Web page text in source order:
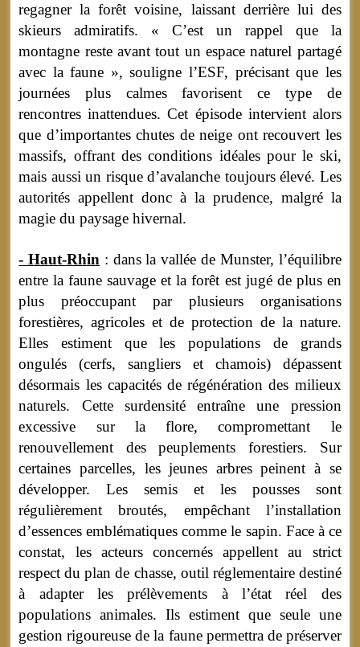
regagner la forêt voisine, laissant derrière lui des
skieurs admiratifs. « C’est un rappel que la
montagne reste avant tout un espace naturel partagé
avec la faune », souligne l’ESF, précisant que les
journées plus calmes favorisent ce type de
rencontres inattendues. Cet épisode intervient alors
que d’importantes chutes de neige ont recouvert les
massifs, offrant des conditions idéales pour le ski,
mais aussi un risque d’avalanche toujours élevé. Les
autorités appellent donc à la prudence, malgré la
magie du paysage hivernal.
- Haut-Rhin : dans la vallée de Munster, l’équilibre
entre la faune sauvage et la forêt est jugé de plus en
plus préoccupant par plusieurs organisations
forestières, agricoles et de protection de la nature.
Elles estiment que les populations de grands
ongulés (cerfs, sangliers et chamois) dépassent
désormais les capacités de régénération des milieux
naturels. Cette surdensité entraîne une pression
excessive sur la flore, compromettant le
renouvellement des peuplements forestiers. Sur
certaines parcelles, les jeunes arbres peinent à se
développer. Les semis et les pousses sont
régulièrement broutés, empêchant l’installation
d’essences emblématiques comme le sapin. Face à ce
constat, les acteurs concernés appellent au strict
respect du plan de chasse, outil réglementaire destiné
à adapter les prélèvements à l’état réel des
populations animales. Ils estiment que seule une
gestion rigoureuse de la faune permettra de préserver